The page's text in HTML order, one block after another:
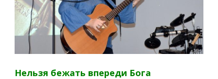
Нельзя бежать впереди Бога